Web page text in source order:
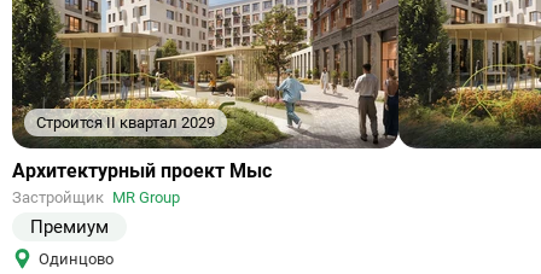
Строится II квартал 2029
Ссылка
на
объект
Архитектурный проект Мыс
Застройщик MR Group
Премиум
Одинцово